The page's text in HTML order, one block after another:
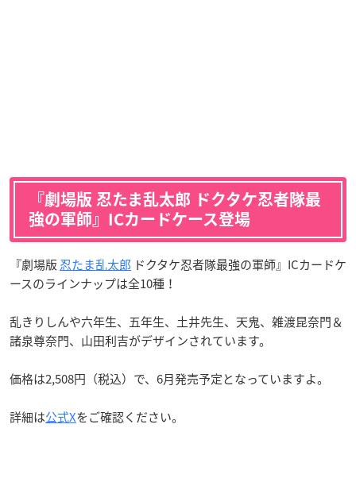
『劇場版 忍たま乱太郎 ドクタケ忍者隊最
強の軍師』ICカードケース登場
『劇場版 忍たま乱太郎 ドクタケ忍者隊最強の軍師』ICカードケ
ースのラインナップは全10種！
乱きりしんや六年生、五年生、土井先生、天鬼、雑渡昆奈門＆
諸泉尊奈門、山田利吉がデザインされています。
価格は2,508円（税込）で、6月発売予定となっていますよ。
詳細は公式Xをご確認ください。